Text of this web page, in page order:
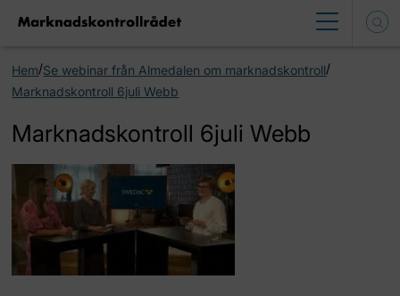
Hem/Se webinar från Almedalen om marknadskontroll/
Marknadskontroll 6juli Webb
Marknadskontroll 6juli Webb